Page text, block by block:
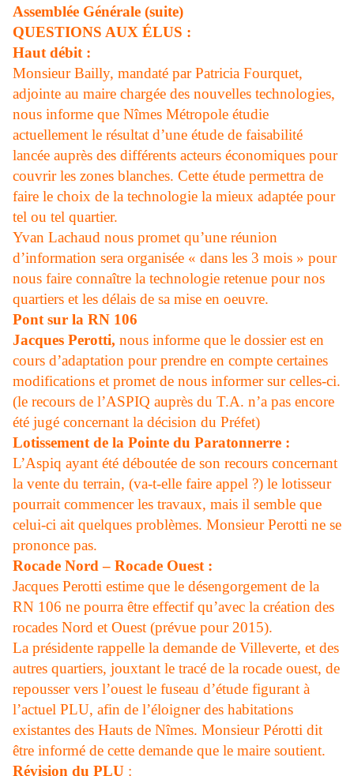
Assemblée Générale (suite)
QUESTIONS AUX ÉLUS :
Haut débit :
Monsieur Bailly, mandaté par Patricia Fourquet,
adjointe au maire chargée des nouvelles technologies,
nous informe que Nîmes Métropole étudie
actuellement le résultat d’une étude de faisabilité
lancée auprès des différents acteurs économiques pour
couvrir les zones blanches. Cette étude permettra de
faire le choix de la technologie la mieux adaptée pour
tel ou tel quartier.
Yvan Lachaud nous promet qu’une réunion
d’information sera organisée « dans les 3 mois » pour
nous faire connaître la technologie retenue pour nos
quartiers et les délais de sa mise en oeuvre.
Pont sur la RN 106
Jacques Perotti, nous informe que le dossier est en
cours d’adaptation pour prendre en compte certaines
modifications et promet de nous informer sur celles-ci.
(le recours de l’ASPIQ auprès du T.A. n’a pas encore
été jugé concernant la décision du Préfet)
Lotissement de la Pointe du Paratonnerre :
L’Aspiq ayant été déboutée de son recours concernant
la vente du terrain, (va-t-elle faire appel ?) le lotisseur
pourrait commencer les travaux, mais il semble que
celui-ci ait quelques problèmes. Monsieur Perotti ne se
prononce pas.
Rocade Nord – Rocade Ouest :
Jacques Perotti estime que le désengorgement de la
RN 106 ne pourra être effectif qu’avec la création des
rocades Nord et Ouest (prévue pour 2015).
La présidente rappelle la demande de Villeverte, et des
autres quartiers, jouxtant le tracé de la rocade ouest, de
repousser vers l’ouest le fuseau d’étude figurant à
l’actuel PLU, afin de l’éloigner des habitations
existantes des Hauts de Nîmes. Monsieur Pérotti dit
être informé de cette demande que le maire soutient.
Révision du PLU :